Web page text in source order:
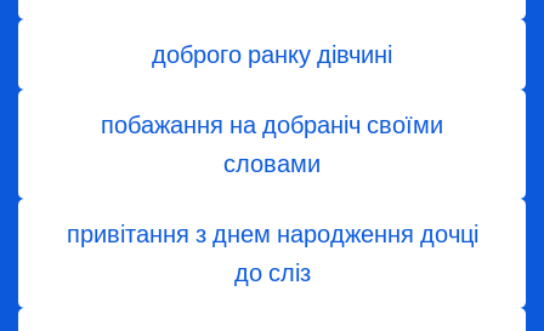
доброго ранку дівчині
побажання на добраніч своїми
словами
привітання з днем народження дочці
до сліз